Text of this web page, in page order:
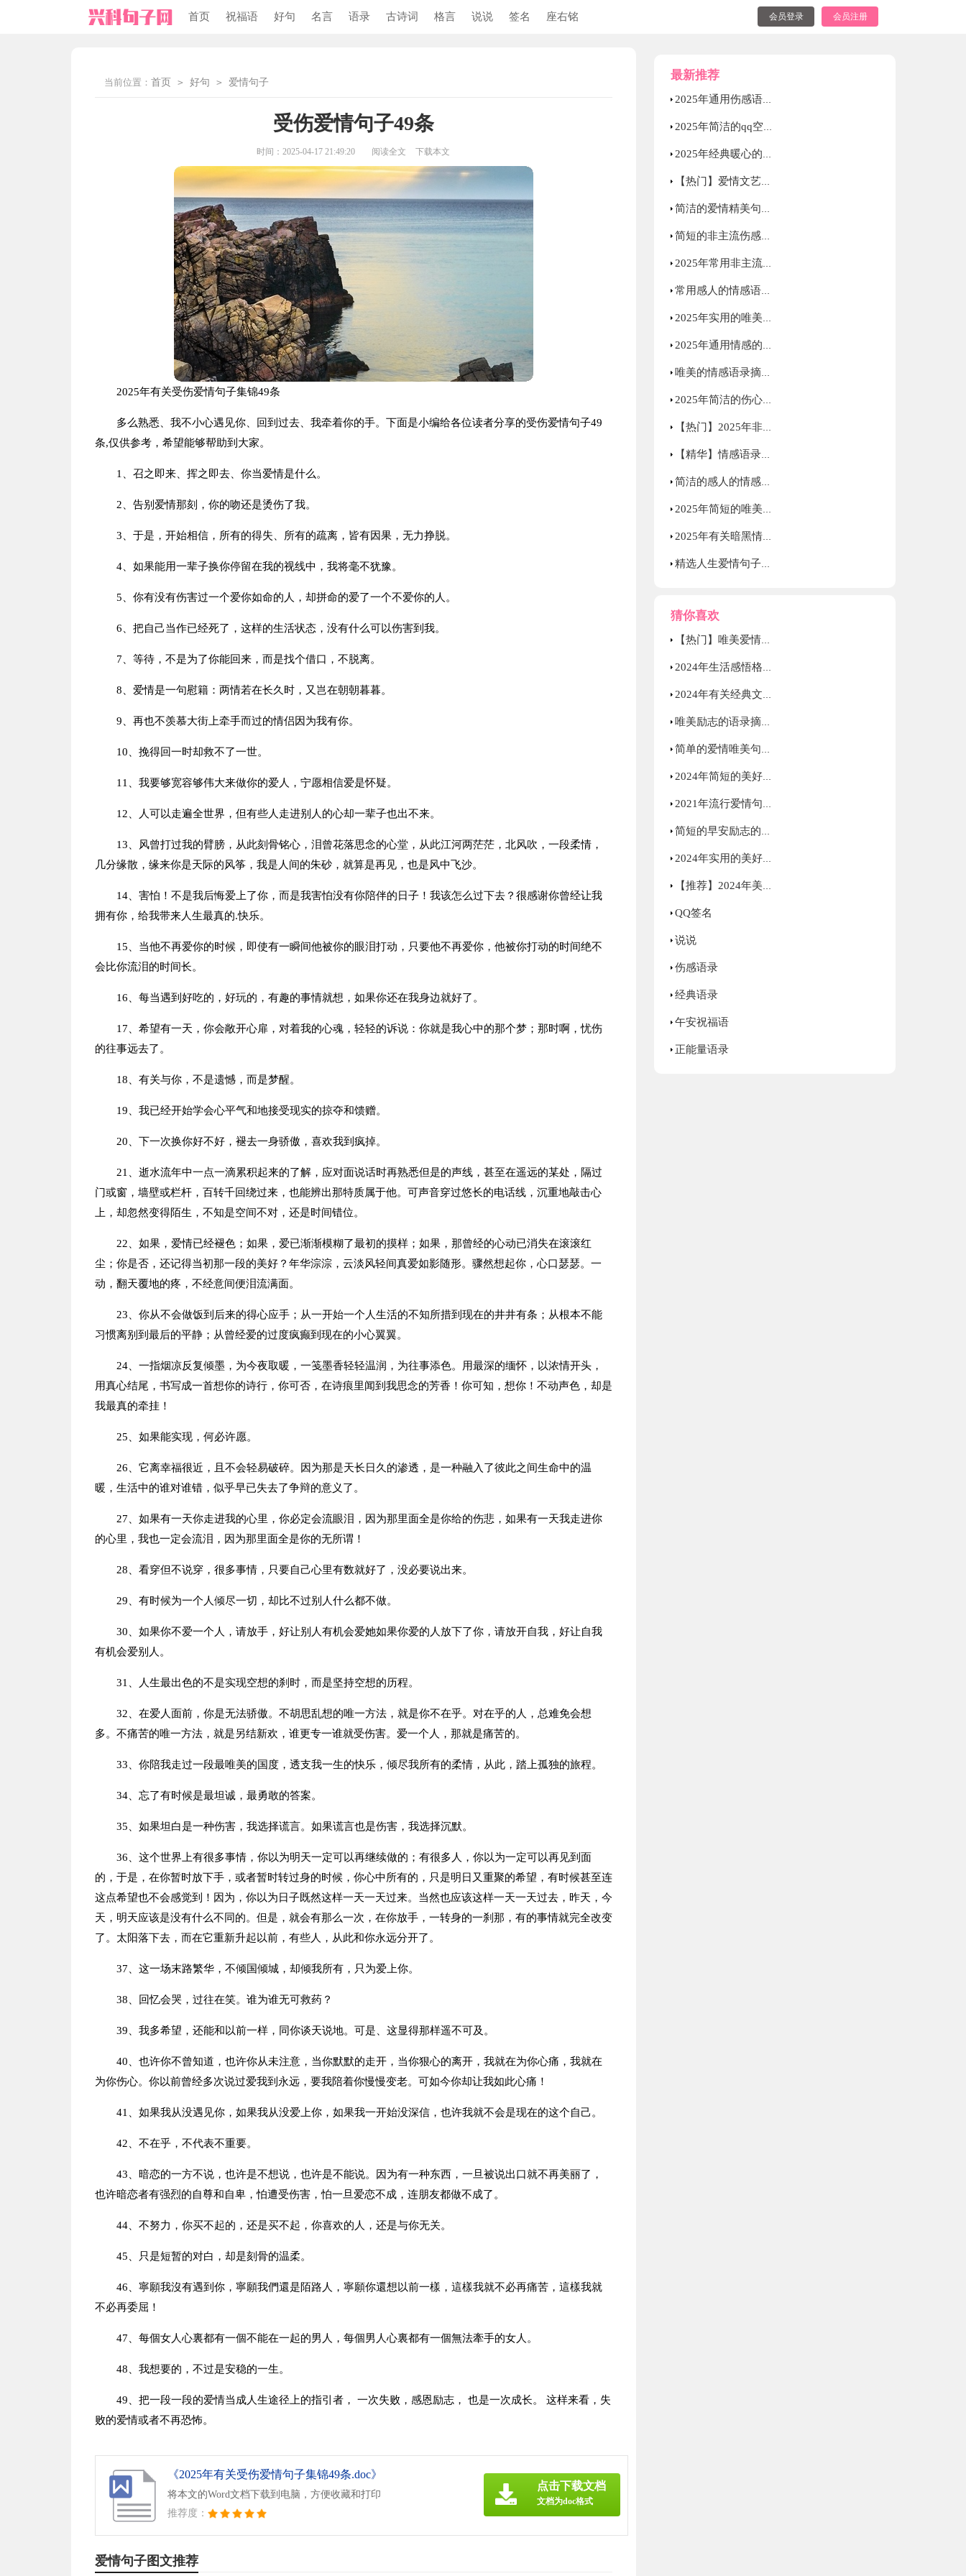
首页 祝福语 好句 名言 语录 古诗词 格言 说说 签名 座右铭 会员登录 会员注册
当前位置： 首页 > 好句 > 爱情句子
受伤爱情句子49条
时间：2025-04-17 21:49:20 阅读全文 下载本文
2025年有关受伤爱情句子集锦49条
多么熟悉、我不小心遇见你、回到过去、我牵着你的手。下面是小编给各位读者分享的受伤爱情句子49
条,仅供参考，希望能够帮助到大家。
1、召之即来、挥之即去、你当爱情是什么。
2、告别爱情那刻，你的吻还是烫伤了我。
3、于是，开始相信，所有的得失、所有的疏离，皆有因果，无力挣脱。
4、如果能用一辈子换你停留在我的视线中，我将毫不犹豫。
5、你有没有伤害过一个爱你如命的人，却拼命的爱了一个不爱你的人。
6、把自己当作已经死了，这样的生活状态，没有什么可以伤害到我。
7、等待，不是为了你能回来，而是找个借口，不脱离。
8、爱情是一句慰籍：两情若在长久时，又岂在朝朝暮暮。
9、再也不羡慕大街上牵手而过的情侣因为我有你。
10、挽得回一时却救不了一世。
11、我要够宽容够伟大来做你的爱人，宁愿相信爱是怀疑。
12、人可以走遍全世界，但有些人走进别人的心却一辈子也出不来。
13、风曾打过我的臂膀，从此刻骨铭心，泪曾花落思念的心堂，从此江河两茫茫，北风吹，一段柔情，
几分缘散，缘来你是天际的风筝，我是人间的朱砂，就算是再见，也是风中飞沙。
14、害怕！不是我后悔爱上了你，而是我害怕没有你陪伴的日子！我该怎么过下去？很感谢你曾经让我
拥有你，给我带来人生最真的.快乐。
15、当他不再爱你的时候，即使有一瞬间他被你的眼泪打动，只要他不再爱你，他被你打动的时间绝不
会比你流泪的时间长。
16、每当遇到好吃的，好玩的，有趣的事情就想，如果你还在我身边就好了。
17、希望有一天，你会敞开心扉，对着我的心魂，轻轻的诉说：你就是我心中的那个梦；那时啊，忧伤
的往事远去了。
18、有关与你，不是遗憾，而是梦醒。
19、我已经开始学会心平气和地接受现实的掠夺和馈赠。
20、下一次换你好不好，褪去一身骄傲，喜欢我到疯掉。
21、逝水流年中一点一滴累积起来的了解，应对面说话时再熟悉但是的声线，甚至在遥远的某处，隔过
门或窗，墙壁或栏杆，百转千回绕过来，也能辨出那特质属于他。可声音穿过悠长的电话线，沉重地敲击心
上，却忽然变得陌生，不知是空间不对，还是时间错位。
22、如果，爱情已经褪色；如果，爱已渐渐模糊了最初的摸样；如果，那曾经的心动已消失在滚滚红
尘；你是否，还记得当初那一段的美好？年华淙淙，云淡风轻间真爱如影随形。骤然想起你，心口瑟瑟。一
动，翻天覆地的疼，不经意间便泪流满面。
23、你从不会做饭到后来的得心应手；从一开始一个人生活的不知所措到现在的井井有条；从根本不能
习惯离别到最后的平静；从曾经爱的过度疯癫到现在的小心翼翼。
24、一指烟凉反复倾墨，为今夜取暖，一笺墨香轻轻温润，为往事添色。用最深的缅怀，以浓情开头，
用真心结尾，书写成一首想你的诗行，你可否，在诗痕里闻到我思念的芳香！你可知，想你！不动声色，却是
我最真的牵挂！
25、如果能实现，何必许愿。
26、它离幸福很近，且不会轻易破碎。因为那是天长日久的渗透，是一种融入了彼此之间生命中的温
暖，生活中的谁对谁错，似乎早已失去了争辩的意义了。
27、如果有一天你走进我的心里，你必定会流眼泪，因为那里面全是你给的伤悲，如果有一天我走进你
的心里，我也一定会流泪，因为那里面全是你的无所谓！
28、看穿但不说穿，很多事情，只要自己心里有数就好了，没必要说出来。
29、有时候为一个人倾尽一切，却比不过别人什么都不做。
30、如果你不爱一个人，请放手，好让别人有机会爱她如果你爱的人放下了你，请放开自我，好让自我
有机会爱别人。
31、人生最出色的不是实现空想的刹时，而是坚持空想的历程。
32、在爱人面前，你是无法骄傲。不胡思乱想的唯一方法，就是你不在乎。对在乎的人，总难免会想
多。不痛苦的唯一方法，就是另结新欢，谁更专一谁就受伤害。爱一个人，那就是痛苦的。
33、你陪我走过一段最唯美的国度，透支我一生的快乐，倾尽我所有的柔情，从此，踏上孤独的旅程。
34、忘了有时候是最坦诚，最勇敢的答案。
35、如果坦白是一种伤害，我选择谎言。如果谎言也是伤害，我选择沉默。
36、这个世界上有很多事情，你以为明天一定可以再继续做的；有很多人，你以为一定可以再见到面
的，于是，在你暂时放下手，或者暂时转过身的时候，你心中所有的，只是明日又重聚的希望，有时候甚至连
这点希望也不会感觉到！因为，你以为日子既然这样一天一天过来。当然也应该这样一天一天过去，昨天，今
天，明天应该是没有什么不同的。但是，就会有那么一次，在你放手，一转身的一刹那，有的事情就完全改变
了。太阳落下去，而在它重新升起以前，有些人，从此和你永远分开了。
37、这一场末路繁华，不倾国倾城，却倾我所有，只为爱上你。
38、回忆会哭，过往在笑。谁为谁无可救药？
39、我多希望，还能和以前一样，同你谈天说地。可是、这显得那样遥不可及。
40、也许你不曾知道，也许你从未注意，当你默默的走开，当你狠心的离开，我就在为你心痛，我就在
为你伤心。你以前曾经多次说过爱我到永远，要我陪着你慢慢变老。可如今你却让我如此心痛！
41、如果我从没遇见你，如果我从没爱上你，如果我一开始没深信，也许我就不会是现在的这个自己。
42、不在乎，不代表不重要。
43、暗恋的一方不说，也许是不想说，也许是不能说。因为有一种东西，一旦被说出口就不再美丽了，
也许暗恋者有强烈的自尊和自卑，怕遭受伤害，怕一旦爱恋不成，连朋友都做不成了。
44、不努力，你买不起的，还是买不起，你喜欢的人，还是与你无关。
45、只是短暂的对白，却是刻骨的温柔。
46、寧願我沒有遇到你，寧願我們還是陌路人，寧願你還想以前一樣，這樣我就不必再痛苦，這樣我就
不必再委屈！
47、每個女人心裏都有一個不能在一起的男人，每個男人心裏都有一個無法牽手的女人。
48、我想要的，不过是安稳的一生。
49、把一段一段的爱情当成人生途径上的指引者， 一次失败，感恩励志， 也是一次成长。 这样来看，失
败的爱情或者不再恐怖。
《2025年有关受伤爱情句子集锦49条.doc》
将本文的Word文档下载到电脑，方便收藏和打印
推荐度：
点击下载文档
文档为doc格式
爱情句子图文推荐
最新推荐
2025年通用伤感语录大汇总52句
2025年简洁的qq空间爱情句子集合75条
2025年经典暖心的情感语录大合集80句
【热门】爱情文艺句子摘录100句
简洁的爱情精美句子锦集38条
简短的非主流伤感语录锦集66条
2025年常用非主流伤感语录集锦54句
常用感人的情感语录集合58句
2025年实用的唯美伤感的语录合集70句
2025年通用情感的语录汇编76句
唯美的情感语录摘录70句
2025年简洁的伤心情感语录汇编80条
【热门】2025年非主流伤感语录摘录38条
【精华】情感语录合集35句
简洁的感人的情感语录集锦86条
2025年简短的唯美伤感语录大合集79句
2025年有关暗黑情感语录28句
精选人生爱情句子摘录38条
猜你喜欢
【热门】唯美爱情句子汇编75条
2024年生活感悟格言摘录78条
2024年有关经典文艺句子集合36句
唯美励志的语录摘录83句
简单的爱情唯美句子集合40句
2024年简短的美好的早安祝福语微信大汇总25句
2021年流行爱情句子集锦48条
简短的早安励志的语录锦集43句
2024年实用的美好的早安祝福语摘录31条
【推荐】2024年美好的早安QQ祝福语大集合58句
QQ签名
说说
伤感语录
经典语录
午安祝福语
正能量语录